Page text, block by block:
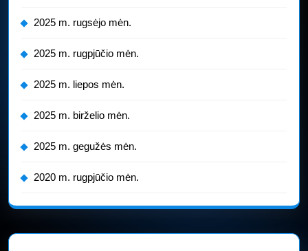
2025 m. rugsėjo mėn.
2025 m. rugpjūčio mėn.
2025 m. liepos mėn.
2025 m. birželio mėn.
2025 m. gegužės mėn.
2020 m. rugpjūčio mėn.